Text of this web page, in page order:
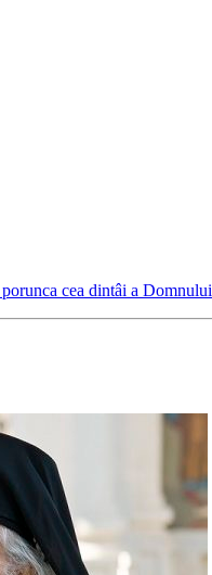
porunca cea dintâi a Domnului